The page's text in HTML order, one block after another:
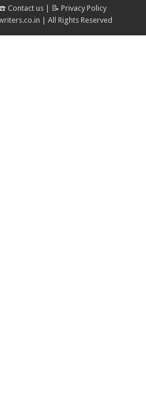
Contact us|
📝 Privacy Policy
| All Rights Reserved